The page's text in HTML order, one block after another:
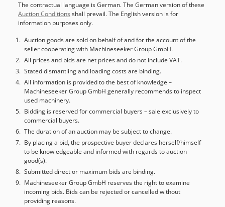
The contractual language is German. The German version of these
Auction Conditions shall prevail. The English version is for
information purposes only.
Auction goods are sold on behalf of and for the account of the
seller cooperating with Machineseeker Group GmbH.
All prices and bids are net prices and do not include VAT.
Stated dismantling and loading costs are binding.
All information is provided to the best of knowledge –
Machineseeker Group GmbH generally recommends to inspect
used machinery.
Bidding is reserved for commercial buyers – sale exclusively to
commercial buyers.
The duration of an auction may be subject to change.
By placing a bid, the prospective buyer declares herself/himself
to be knowledgeable and informed with regards to auction
good(s).
Submitted direct or maximum bids are binding.
Machineseeker Group GmbH reserves the right to examine
incoming bids. Bids can be rejected or cancelled without
providing reasons.